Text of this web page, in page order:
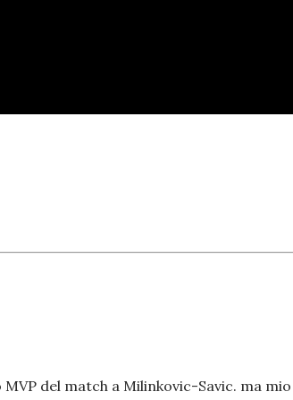
del match a Milinkovic-Savic. ma